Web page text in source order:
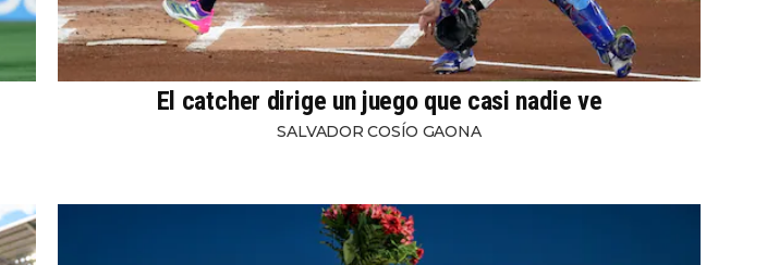
El catcher dirige un juego que casi nadie ve
SALVADOR COSÍO GAONA